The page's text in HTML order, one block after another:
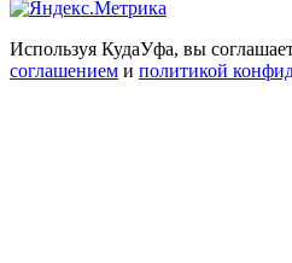
Используя КудаУфа, вы
соглашением и политикой